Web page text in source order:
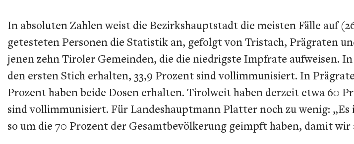
In absoluten Zahlen weist die Bezirkshauptstadt die meisten Fälle auf
getesteten Personen die Statistik an, gefolgt von Tristach, Prägraten
jenen zehn Tiroler Gemeinden, die die niedrigste Impfrate aufweisen.
den ersten Stich erhalten, 33,9 Prozent sind vollimmunisiert. In
Prozent haben beide Dosen erhalten. Tirolweit haben derzeit etwa 60
sind vollimmunisiert. Für Landeshauptmann Platter noch zu wenig:
so um die 70 Prozent der Gesamtbevölkerung geimpft haben, damit